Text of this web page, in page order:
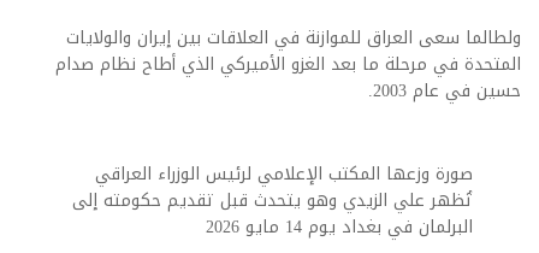
ولطالما سعى العراق للموازنة في العلاقات بين إيران والولايات
المتحدة في مرحلة ما بعد الغزو الأميركي الذي أطاح نظام صدام
حسين في عام 2003.
صورة وزعها المكتب الإعلامي لرئيس الوزراء العراقي
تُظهر علي الزيدي وهو يتحدث قبل تقديم حكومته إلى
البرلمان في بغداد يوم 14 مايو 2026